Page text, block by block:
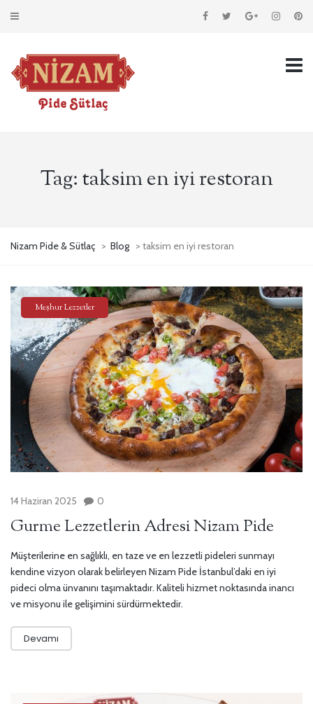
Tag:taksim en iyi restoran
Nizam Pide & Sütlaç > Blog > taksim en iyi restoran
Meşhur Lezzetler
14 Haziran 2025 0
Gurme Lezzetlerin Adresi Nizam Pide
Müşterilerine en sağlıklı, en taze ve en lezzetli pideleri sunmayı
kendine vizyon olarak belirleyen Nizam Pide İstanbul’daki en iyi
pideci olma ünvanını taşımaktadır. Kaliteli hizmet noktasında inancı
ve misyonu ile gelişimini sürdürmektedir.
Devamı